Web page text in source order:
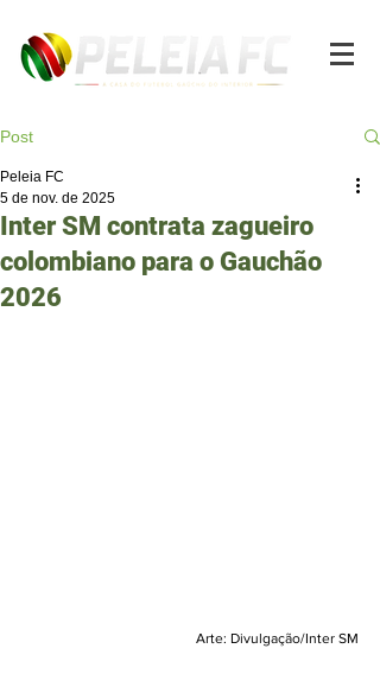
Post
Inter SM contrata zagueiro
colombiano para o Gauchão
2026
Peleia FC
5 de nov. de 2025
Arte: Divulgação/Inter SM